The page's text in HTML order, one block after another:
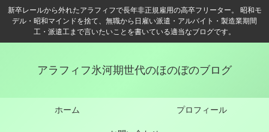
新卒レールから外れたアラフィフで長年非正規雇用の高卒フリーター。 昭和モ
デル・昭和マインドを捨て、無職から日雇い派遣・アルバイト・製造業期間
工・派遣工まで言いたいことを書いている適当なブログです。
アラフィフ氷河期世代のほのぼのブログ
ホーム プロフィール